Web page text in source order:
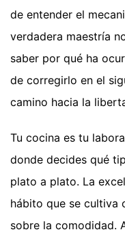
de entender el
verdadera maestría
saber por qué ha
de corregirlo en el
camino hacia la
Tu cocina es tu
donde decides qué
plato a plato. La
hábito que se cultiva
sobre la comodidad.